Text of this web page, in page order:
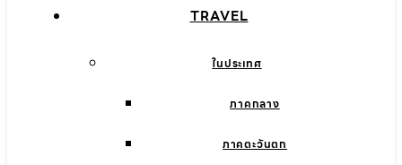
TRAVEL
ในประเทศ
ภาคกลาง
ภาคตะวันตก